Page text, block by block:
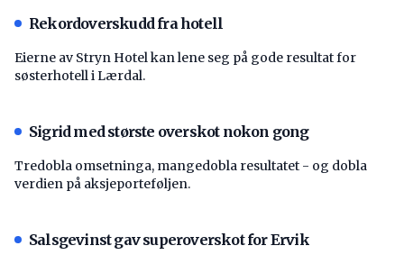
Rekordoverskudd fra hotell
Eierne av Stryn Hotel kan lene seg på gode resultat for
søsterhotell i Lærdal.
Sigrid med største overskot nokon gong
Tredobla omsetninga, mangedobla resultatet - og dobla
verdien på aksjeporteføljen.
Salsgevinst gav superoverskot for Ervik